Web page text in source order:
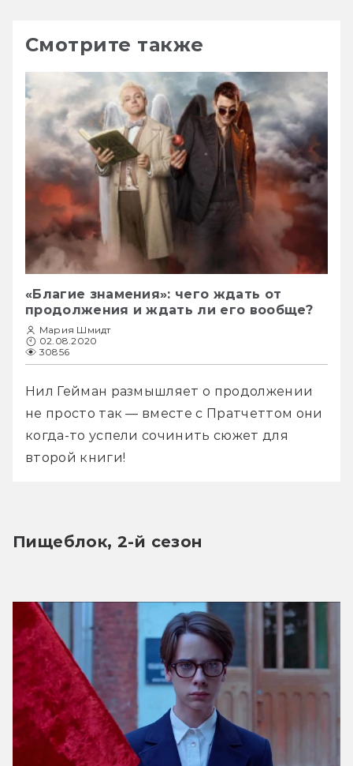
Смотрите также
«Благие знамения»: чего ждать от
продолжения и ждать ли его вообще?
Мария Шмидт
02.08.2020
30856
Нил Гейман размышляет о продолжении
не просто так — вместе с Пратчеттом они
когда-то успели сочинить сюжет для
второй книги!
Пищеблок, 2-й сезон